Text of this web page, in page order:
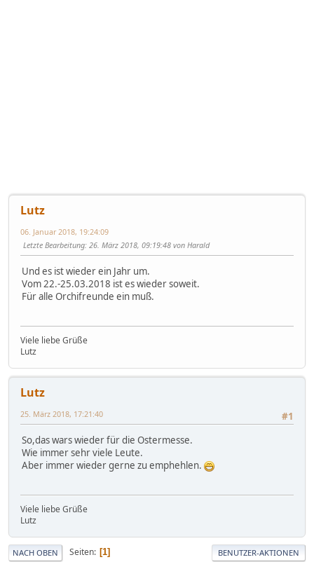
Lutz
06. Januar 2018, 19:24:09
Letzte Bearbeitung: 26. März 2018, 09:19:48 von Harald
Und es ist wieder ein Jahr um.
Vom 22.-25.03.2018 ist es wieder soweit.
Für alle Orchifreunde ein muß.
Viele liebe Grüße
Lutz
Lutz
#1
25. März 2018, 17:21:40
So,das wars wieder für die Ostermesse.
Wie immer sehr viele Leute.
Aber immer wieder gerne zu emphehlen.
Viele liebe Grüße
Lutz
NACH OBEN Seiten 1 BENUTZER-AKTIONEN